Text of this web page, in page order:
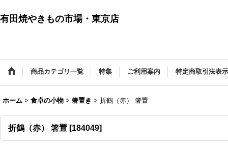
有田焼やきもの市場・東京店
商品カテゴリ一覧 特集 ご利用案内 特定商取引法表示
ホーム > 食卓の小物 > 箸置き > 折鶴（赤） 箸置
折鶴（赤） 箸置 [184049]